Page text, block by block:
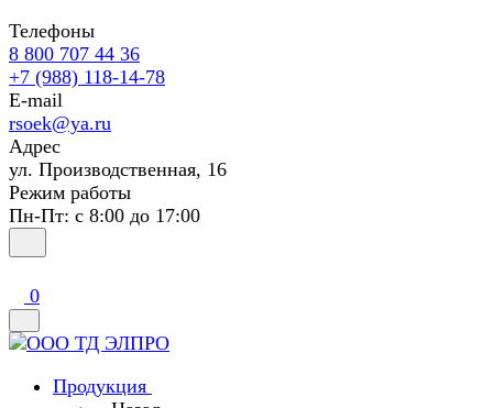
Телефоны
8 800 707 44 36
+7 (988) 118-14-78
E-mail
rsoek@ya.ru
Адрес
ул. Производственная, 16
Режим работы
Пн-Пт: с 8:00 до 17:00
0
Продукция